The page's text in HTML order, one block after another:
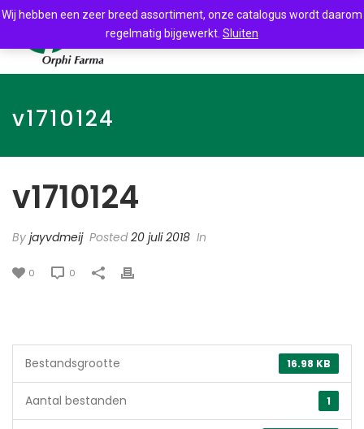
v1710124
v1710124
By jayvdmeij Posted20 juli 2018 In
0 0
16.98 KB
Bestandsgrootte
1
Aantal bestanden
Wij hebben een zeer breed assortiment, onze catalogus wordt daarom
regelmatig bijgewerkt. Sluiten